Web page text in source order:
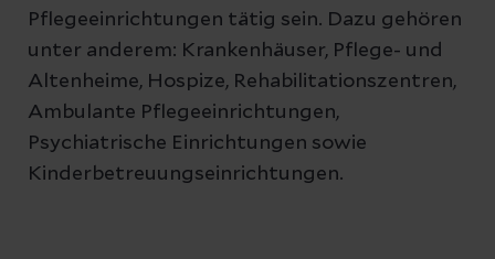
Pflegeeinrichtungen tätig sein. Dazu gehören
unter anderem: Krankenhäuser, Pflege- und
Altenheime, Hospize, Rehabilitationszentren,
Ambulante Pflegeeinrichtungen,
Psychiatrische Einrichtungen sowie
Kinderbetreuungseinrichtungen.